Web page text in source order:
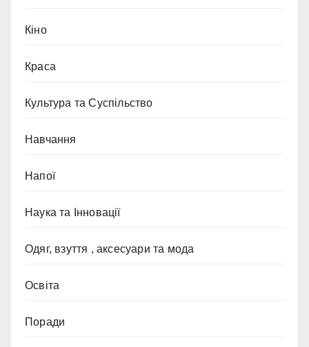
Кіно
Краса
Культура та Суспільство
Навчання
Напої
Наука та Інновації
Одяг, взуття , аксесуари та мода
Освіта
Поради